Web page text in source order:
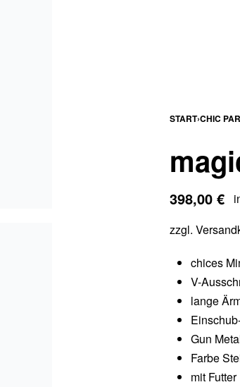
START›CHIC
398,00 €
zzgl.
chices
V-
lange
Gun
Farbe
mit Futter